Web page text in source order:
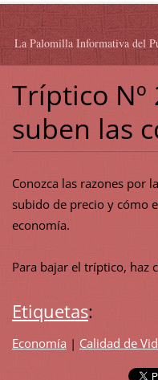
La Palomilla Informativa del
Tríptico Nº
suben las
Conozca las razones por
subido de precio y cómo
economía.
Para bajar el tríptico, haz
Etiquetas:
Economía | Calidad de